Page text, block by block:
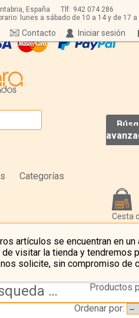
España Tlf: 942 074 286
lunes a sábado de 10 a 14 y de 17 a
Iniciar sesión
Contacto
Categorías
Cesta
artículos se encuentran en un
visitar la tienda y tendremos
solicite, sin compromiso de
Resultado de la búsqueda de autor hernandez miguel
Productos
Ordenar por: